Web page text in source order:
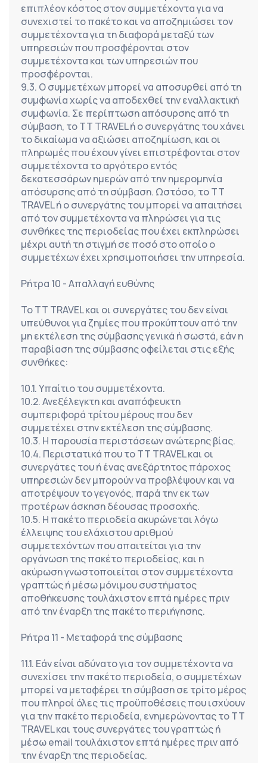
επιπλέον κόστος στον συμμετέχοντα για να
συνεχιστεί το πακέτο και να αποζημιώσει τον
συμμετέχοντα για τη διαφορά μεταξύ των
υπηρεσιών που προσφέρονται στον
συμμετέχοντα και των υπηρεσιών που
προσφέρονται.
9.3. Ο συμμετέχων μπορεί να αποσυρθεί από τη
συμφωνία χωρίς να αποδεχθεί την εναλλακτική
συμφωνία. Σε περίπτωση απόσυρσης από τη
σύμβαση, το TT TRAVEL ή ο συνεργάτης του χάνει
το δικαίωμα να αξιώσει αποζημίωση, και οι
πληρωμές που έχουν γίνει επιστρέφονται στον
συμμετέχοντα το αργότερο εντός
δεκατεσσάρων ημερών από την ημερομηνία
απόσυρσης από τη σύμβαση. Ωστόσο, το TT
TRAVEL ή ο συνεργάτης του μπορεί να απαιτήσει
από τον συμμετέχοντα να πληρώσει για τις
συνθήκες της περιοδείας που έχει εκπληρώσει
μέχρι αυτή τη στιγμή σε ποσό στο οποίο ο
συμμετέχων έχει χρησιμοποιήσει την υπηρεσία.
Ρήτρα 10 - Απαλλαγή ευθύνης
Το TT TRAVEL και οι συνεργάτες του δεν είναι
υπεύθυνοι για ζημίες που προκύπτουν από την
μη εκτέλεση της σύμβασης γενικά ή σωστά, εάν η
παραβίαση της σύμβασης οφείλεται στις εξής
συνθήκες:
10.1. Υπαίτιο του συμμετέχοντα.
10.2. Ανεξέλεγκτη και αναπόφευκτη
συμπεριφορά τρίτου μέρους που δεν
συμμετέχει στην εκτέλεση της σύμβασης.
10.3. Η παρουσία περιστάσεων ανώτερης βίας.
10.4. Περιστατικά που το TT TRAVEL και οι
συνεργάτες του ή ένας ανεξάρτητος πάροχος
υπηρεσιών δεν μπορούν να προβλέψουν και να
αποτρέψουν το γεγονός, παρά την εκ των
προτέρων άσκηση δέουσας προσοχής.
10.5. Η πακέτο περιοδεία ακυρώνεται λόγω
έλλειψης του ελάχιστου αριθμού
συμμετεχόντων που απαιτείται για την
οργάνωση της πακέτο περιοδείας, και η
ακύρωση γνωστοποιείται στον συμμετέχοντα
γραπτώς ή μέσω μόνιμου συστήματος
αποθήκευσης τουλάχιστον επτά ημέρες πριν
από την έναρξη της πακέτο περιήγησης.
Ρήτρα 11 - Μεταφορά της σύμβασης
11.1. Εάν είναι αδύνατο για τον συμμετέχοντα να
συνεχίσει την πακέτο περιοδεία, ο συμμετέχων
μπορεί να μεταφέρει τη σύμβαση σε τρίτο μέρος
που πληροί όλες τις προϋποθέσεις που ισχύουν
για την πακέτο περιοδεία, ενημερώνοντας το TT
TRAVEL και τους συνεργάτες του γραπτώς ή
μέσω email τουλάχιστον επτά ημέρες πριν από
την έναρξη της περιοδείας.